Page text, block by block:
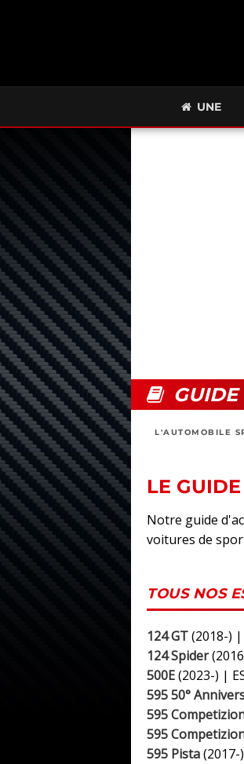
UNE
GUIDE
L'AUTOMOBILE
LE
Notre guide
voitures de
TOUS NOS
124 GT(2018-) |
124 Spider
500E(2023-) |
595 50°
595
595
595 Pista(2017-